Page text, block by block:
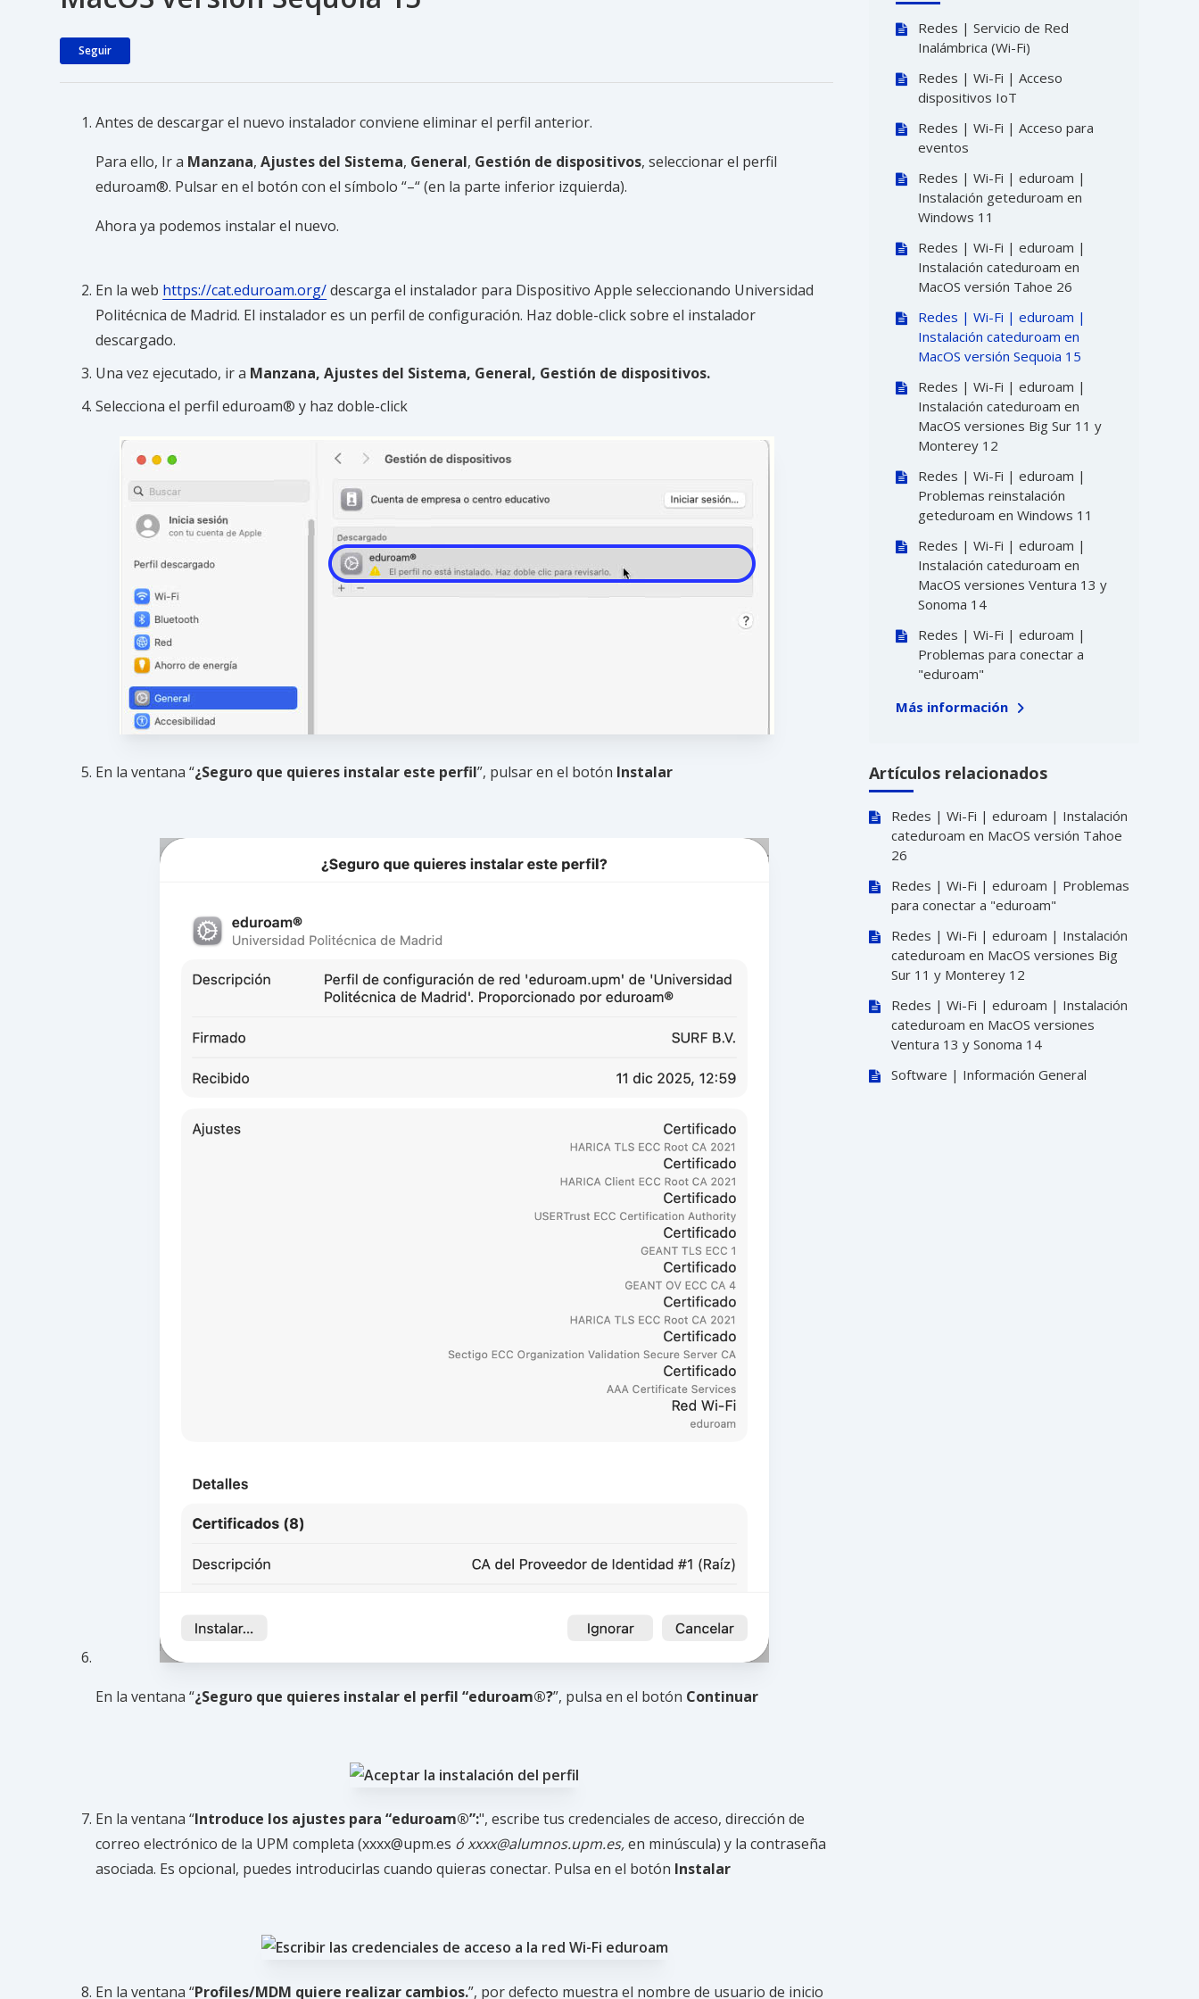
Redes | Servicio de Red
Inalámbrica (Wi-Fi)
Redes | Wi-Fi | Acceso
dispositivos IoT
Redes | Wi-Fi | Acceso para
eventos
Redes | Wi-Fi | eduroam |
Instalación geteduroam en
Windows 11
Redes | Wi-Fi | eduroam |
Instalación cateduroam en
MacOS versión Tahoe 26
Redes | Wi-Fi | eduroam |
Instalación cateduroam en
MacOS versión Sequoia 15
Redes | Wi-Fi | eduroam |
Instalación cateduroam en
MacOS versiones Big Sur 11 y
Monterey 12
Redes | Wi-Fi | eduroam |
Problemas reinstalación
geteduroam en Windows 11
Redes | Wi-Fi | eduroam |
Instalación cateduroam en
MacOS versiones Ventura 13 y
Sonoma 14
Redes | Wi-Fi | eduroam |
Problemas para conectar a
"eduroam"
Más información
Artículos relacionados
Redes | Wi-Fi | eduroam | Instalación
cateduroam en MacOS versión Tahoe
26
Redes | Wi-Fi | eduroam | Problemas
para conectar a "eduroam"
Redes | Wi-Fi | eduroam | Instalación
cateduroam en MacOS versiones Big
Sur 11 y Monterey 12
Redes | Wi-Fi | eduroam | Instalación
cateduroam en MacOS versiones
Ventura 13 y Sonoma 14
Software | Información General
Seguir
Antes de descargar el nuevo instalador conviene eliminar el perfil anterior.
Para ello, Ir a Manzana,Ajustes del Sistema, General, Gestión de dispositivos, seleccionar el perfil
eduroam®. Pulsar en el botón con el símbolo “–“ (en la parte inferior izquierda).
Ahora ya podemos instalar el nuevo.
En la web https://cat.eduroam.org/descarga el instalador para Dispositivo Apple seleccionando Universidad
Politécnica de Madrid. El instalador es un perfil de configuración. Haz doble-click sobre el instalador
descargado.
Una vez ejecutado, ir a Manzana, Ajustes del Sistema, General, Gestión de dispositivos.
Selecciona el perfil eduroam® y haz doble-click
En la ventana “¿Seguro que quieres instalar este perfil”, pulsar en el botón Instalar
En la ventana “¿Seguro que quieres instalar el perfil “eduroam®?”, pulsa en el botón Continuar
En la ventana “Introduce los ajustes para “eduroam®”:", escribe tus credenciales de acceso, dirección de
correo electrónico de la UPM completa (xxxx@upm.es ó xxxx@alumnos.upm.es,en minúscula) y la contraseña
asociada. Es opcional, puedes introducirlas cuando quieras conectar. Pulsa en el botón Instalar
En la ventana “Profiles/MDM quiere realizar cambios.”, por defecto muestra el nombre de usuario de inicio